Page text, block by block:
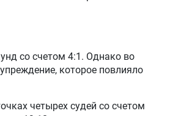
со счетом 4:1. Однако во
которое повлияло
четырех судей со счетом